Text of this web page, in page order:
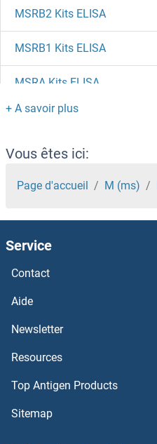
MSRB2 Kits ELISA
MSRB1 Kits ELISA
MSRA Kits ELISA
MSMB Kits ELISA
MSK2 Kits ELISA
MSK1 Kits ELISA
MSI1 Kits ELISA
MSH alpha Kits ELISA
MRVI1 Kits ELISA
MRPS7 Kits ELISA
MRPS31 Kits ELISA
Vous êtes ici:
Page d'accueil M (ms)
Service
Contact
Aide
Newsletter
Resources
Top Antigen Products
Sitemap